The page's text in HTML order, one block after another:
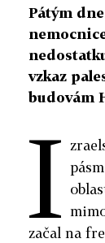
Pátým
vzkaz
budovám
I
začal na